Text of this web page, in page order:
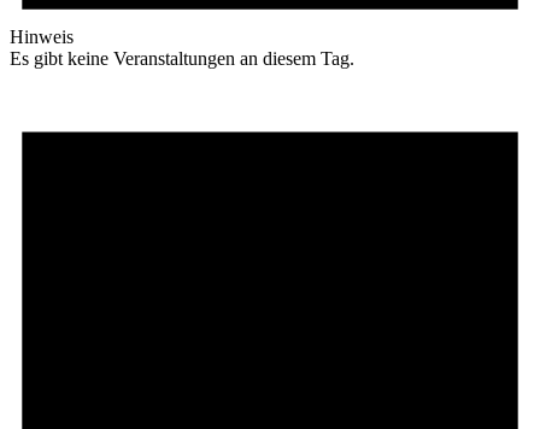
Hinweis
Es gibt keine Veranstaltungen an diesem Tag.